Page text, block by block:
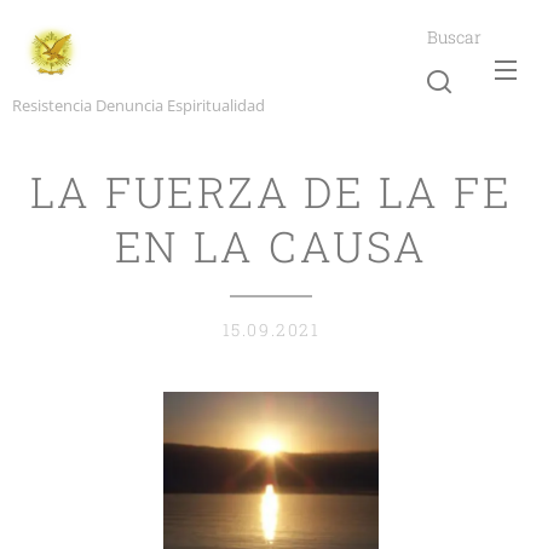
Resistencia Denuncia Espiritualidad
Buscar
LA FUERZA DE LA FE
EN LA CAUSA
15.09.2021